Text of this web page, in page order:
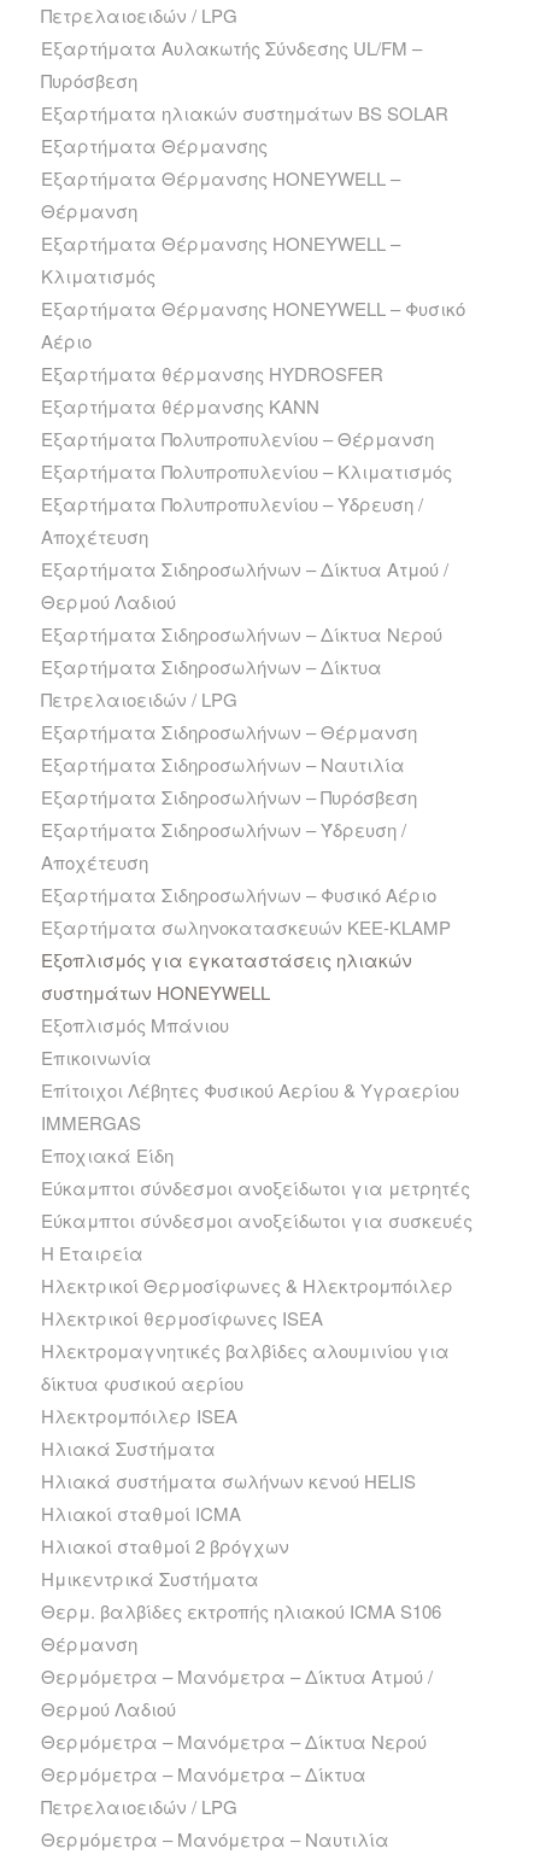
Πετρελαιοειδών / LPG
Εξαρτήματα Αυλακωτής Σύνδεσης UL/FM –
Πυρόσβεση
Εξαρτήματα ηλιακών συστημάτων BS SOLAR
Εξαρτήματα Θέρμανσης
Εξαρτήματα Θέρμανσης HONEYWELL –
Θέρμανση
Εξαρτήματα Θέρμανσης HONEYWELL –
Κλιματισμός
Εξαρτήματα Θέρμανσης HONEYWELL – Φυσικό
Αέριο
Εξαρτήματα θέρμανσης HYDROSFER
Εξαρτήματα θέρμανσης ΚΑΝΝ
Εξαρτήματα Πολυπροπυλενίου – Θέρμανση
Εξαρτήματα Πολυπροπυλενίου – Κλιματισμός
Εξαρτήματα Πολυπροπυλενίου – Ύδρευση /
Αποχέτευση
Εξαρτήματα Σιδηροσωλήνων – Δίκτυα Ατμού /
Θερμού Λαδιού
Εξαρτήματα Σιδηροσωλήνων – Δίκτυα Νερού
Εξαρτήματα Σιδηροσωλήνων – Δίκτυα
Πετρελαιοειδών / LPG
Εξαρτήματα Σιδηροσωλήνων – Θέρμανση
Εξαρτήματα Σιδηροσωλήνων – Ναυτιλία
Εξαρτήματα Σιδηροσωλήνων – Πυρόσβεση
Εξαρτήματα Σιδηροσωλήνων – Ύδρευση /
Αποχέτευση
Εξαρτήματα Σιδηροσωλήνων – Φυσικό Αέριο
Εξαρτήματα σωληνοκατασκευών KEE-KLAMP
Εξοπλισμός για εγκαταστάσεις ηλιακών
συστημάτων HONEYWELL
Εξοπλισμός Μπάνιου
Επικοινωνία
Επίτοιχοι Λέβητες Φυσικού Αερίου & Υγραερίου
IMMERGAS
Εποχιακά Είδη
Εύκαμπτοι σύνδεσμοι ανοξείδωτοι για μετρητές
Εύκαμπτοι σύνδεσμοι ανοξείδωτοι για συσκευές
Η Εταιρεία
Ηλεκτρικοί Θερμοσίφωνες & Ηλεκτρομπόιλερ
Ηλεκτρικοί θερμοσίφωνες ISEA
Ηλεκτρομαγνητικές βαλβίδες αλουμινίου για
δίκτυα φυσικού αερίου
Ηλεκτρομπόιλερ ISEA
Ηλιακά Συστήματα
Ηλιακά συστήματα σωλήνων κενού HELIS
Ηλιακοί σταθμοί ICMA
Ηλιακοί σταθμοί 2 βρόγχων
Ημικεντρικά Συστήματα
Θερμ. βαλβίδες εκτροπής ηλιακού ICMA S106
Θέρμανση
Θερμόμετρα – Μανόμετρα – Δίκτυα Ατμού /
Θερμού Λαδιού
Θερμόμετρα – Μανόμετρα – Δίκτυα Νερού
Θερμόμετρα – Μανόμετρα – Δίκτυα
Πετρελαιοειδών / LPG
Θερμόμετρα – Μανόμετρα – Ναυτιλία